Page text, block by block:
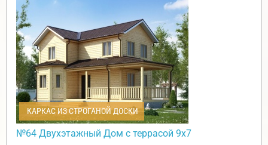
КАРКАС ИЗ СТРОГАНОЙ ДОСКИ
№64 Двухэтажный Дом с террасой 9х7